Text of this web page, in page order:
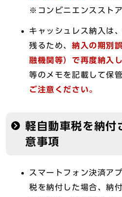
※コンビニエンススト
キャッシュレス納入は
残るため、 納入の期別
融機関等）で再度納入
等のメモを記載して保
ご注意ください。
軽自動車税を納付
意事項
スマートフォン決済ア
税を納付した場合、納